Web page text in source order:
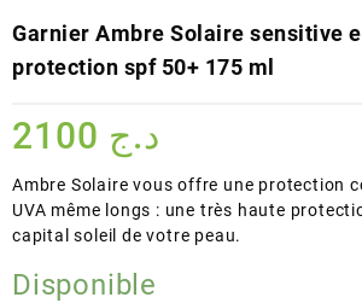
Garnier Ambre Solaire sensitive
protection spf 50+ 175 ml
د.ج
Ambre Solaire vous offre une protection
UVA même longs : une très haute
capital soleil de votre peau.
Disponible